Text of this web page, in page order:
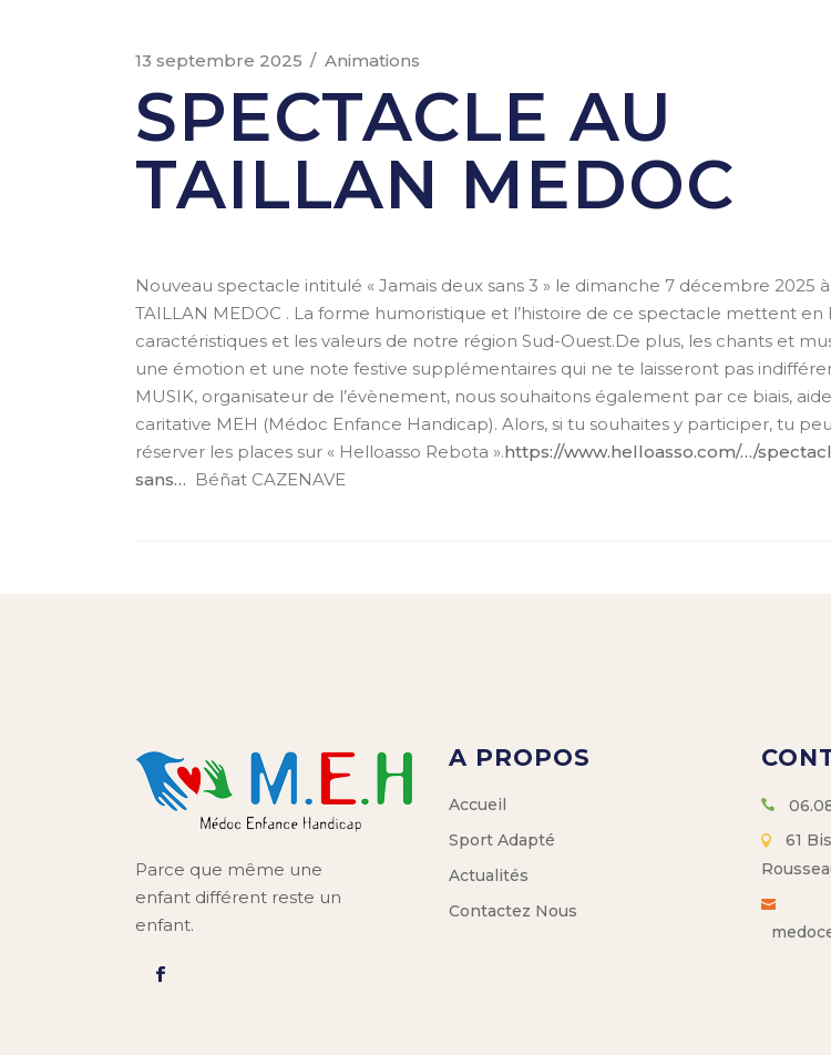
13 septembre 2025 Animations
SPECTACLE AU
TAILLAN MEDOC
Nouveau spectacle intitulé « Jamais deux sans 3 » le dimanche 7 décembre 2025
TAILLAN MEDOC . La forme humoristique et l’histoire de ce spectacle mettent en
caractéristiques et les valeurs de notre région Sud-Ouest.De plus, les chants et
une émotion et une note festive supplémentaires qui ne te laisseront pas
MUSIK, organisateur de l’évènement, nous souhaitons également par ce biais,
caritative MEH (Médoc Enfance Handicap). Alors, si tu souhaites y participer, tu
réserver les places sur « Helloasso Rebota ».https://www.helloasso.com/…/
sans… Béñat CAZENAVE
Parce que même une
enfant différent reste un
enfant.
A PROPOS
Accueil
Sport Adapté
Actualités
Contactez Nous
61